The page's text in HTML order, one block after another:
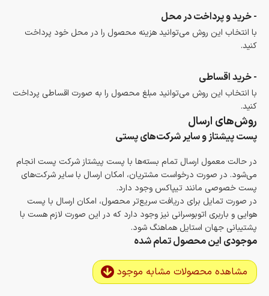
- خرید و پرداخت در محل
با انتخاب این روش می‌توانید هزینه محصول را در محل خود پرداخت
کنید.
- خرید اقساطی
با انتخاب این روش می‌توانید مبلغ محصول را به صورت اقساطی پرداخت
کنید.
روش‌های ارسال
پست پیشتاز و سایر شرکت‌های پستی
در حالت معمول ارسال تمام بسته‌ها با پست پیشتاز شرکت پست انجام
می‌شود. در صورت درخواست مشتریان، امکان ارسال با سایر شرکت‌های
پست خصوصی مانند تیپاکس وجود دارد.
در صورت تمایل برای دریافت سریع‌تر محصول، امکان ارسال با پست
هوایی و باربری اتوبوسرانی نیز وجود دارد که در این صورت لازم هست با
پشتیبانی جهان استایل هماهنگ شود.
موجودی این محصول تمام شده
مشاهده محصولات مشابه موجود